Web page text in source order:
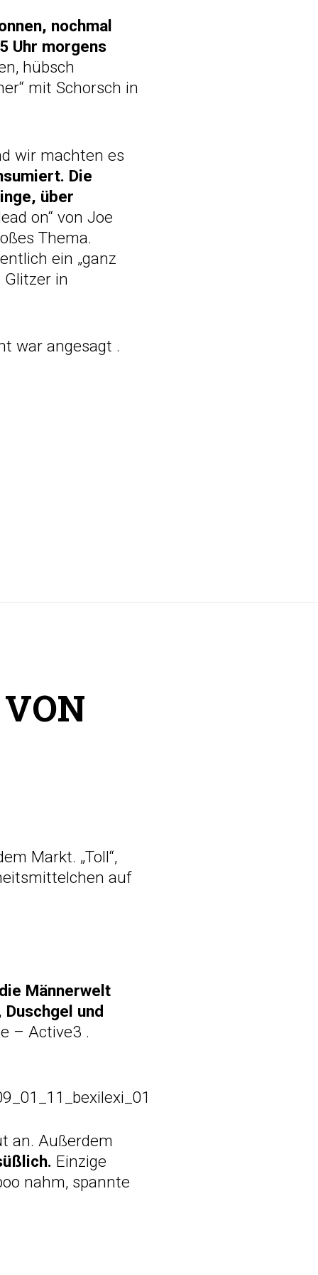
nochmal
Uhr morgens
hübsch
mit Schorsch in
wir machten es
Die
über
on“ von Joe
Thema.
ein „ganz
in
war angesagt .
Markt. „Toll“,
auf
Männerwelt
Duschgel und
– Active3 .
an. Außerdem
Einzige
nahm, spannte